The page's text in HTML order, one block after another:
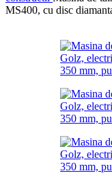
MS400, cu disc